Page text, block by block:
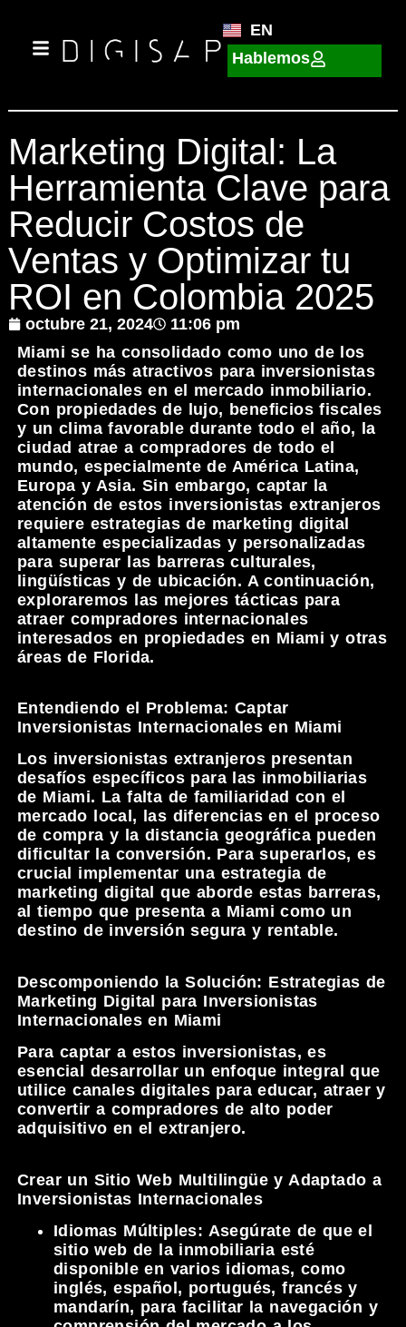
EN
Hablemos
Marketing Digital: La
Herramienta Clave para
Reducir Costos de
Ventas y Optimizar tu
ROI en Colombia 2025
octubre 21, 2024
11:06 pm
Miami se ha consolidado como uno de los
destinos más atractivos para inversionistas
internacionales en el mercado inmobiliario.
Con propiedades de lujo, beneficios fiscales
y un clima favorable durante todo el año, la
ciudad atrae a compradores de todo el
mundo, especialmente de América Latina,
Europa y Asia. Sin embargo, captar la
atención de estos inversionistas extranjeros
requiere estrategias de marketing digital
altamente especializadas y personalizadas
para superar las barreras culturales,
lingüísticas y de ubicación. A continuación,
exploraremos las mejores tácticas para
atraer compradores internacionales
interesados en propiedades en Miami y otras
áreas de Florida.
Entendiendo el Problema: Captar
Inversionistas Internacionales en Miami
Los inversionistas extranjeros presentan
desafíos específicos para las inmobiliarias
de Miami. La falta de familiaridad con el
mercado local, las diferencias en el proceso
de compra y la distancia geográfica pueden
dificultar la conversión. Para superarlos, es
crucial implementar una estrategia de
marketing digital que aborde estas barreras,
al tiempo que presenta a Miami como un
destino de inversión segura y rentable.
Descomponiendo la Solución: Estrategias de
Marketing Digital para Inversionistas
Internacionales en Miami
Para captar a estos inversionistas, es
esencial desarrollar un enfoque integral que
utilice canales digitales para educar, atraer y
convertir a compradores de alto poder
adquisitivo en el extranjero.
Crear un Sitio Web Multilingüe y Adaptado a
Inversionistas Internacionales
Idiomas Múltiples: Asegúrate de que el
sitio web de la inmobiliaria esté
disponible en varios idiomas, como
inglés, español, portugués, francés y
mandarín, para facilitar la navegación y